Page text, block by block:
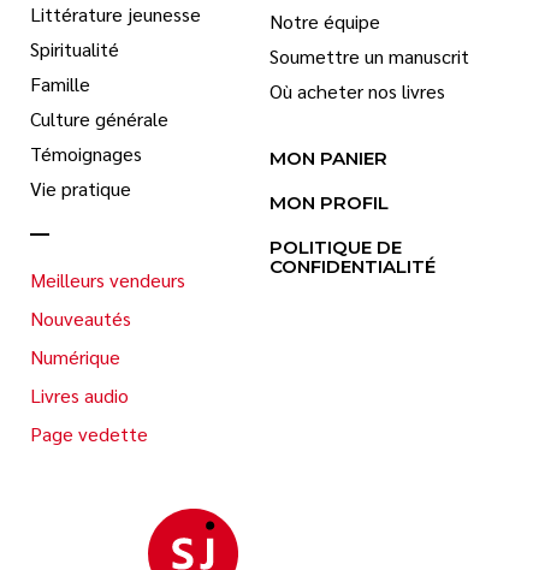
Littérature jeunesse
Spiritualité
Famille
Culture générale
Témoignages
Vie pratique
Meilleurs vendeurs
Nouveautés
Numérique
Livres audio
Page vedette
Notre équipe
Soumettre un manuscrit
Où acheter nos livres
MON PANIER
MON PROFIL
POLITIQUE DE
CONFIDENTIALITÉ